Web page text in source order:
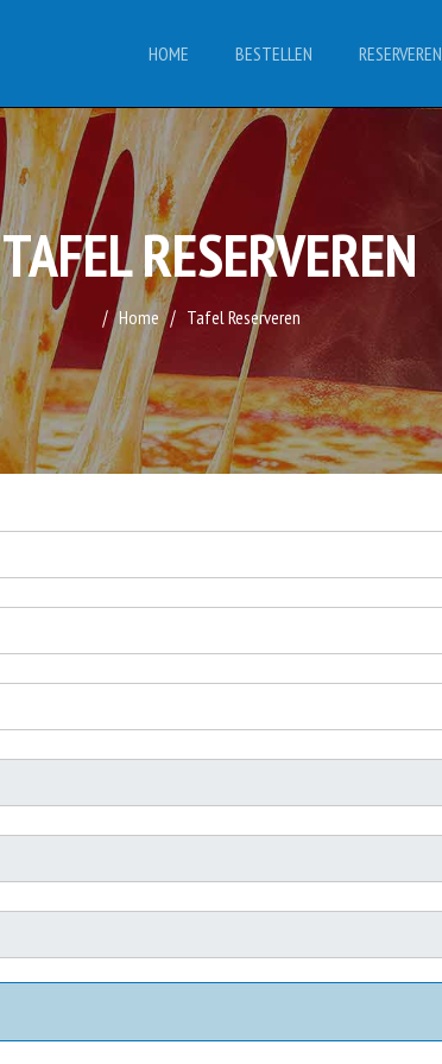
HOME BESTELLEN RESERVEREN
TAFEL RESERVEREN
Home Tafel Reserveren